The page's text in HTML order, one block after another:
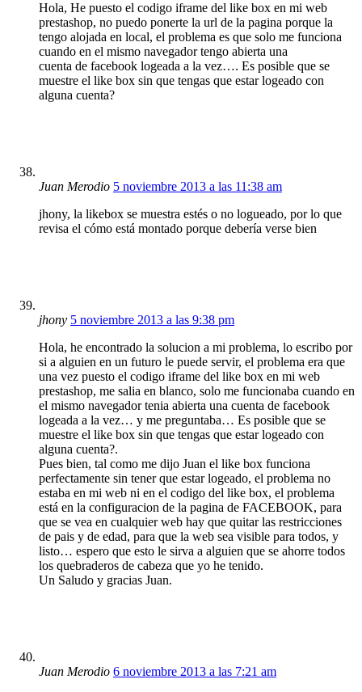
Hola, He puesto el codigo iframe del like box en mi web
prestashop, no puedo ponerte la url de la pagina porque la
tengo alojada en local, el problema es que solo me funciona
cuando en el mismo navegador tengo abierta una
cuenta de facebook logeada a la vez…. Es posible que se
muestre el like box sin que tengas que estar logeado con
alguna cuenta?
Juan Merodio 5 noviembre 2013 a las 11:38 am
jhony, la likebox se muestra estés o no logueado, por lo que
revisa el cómo está montado porque debería verse bien
jhony 5 noviembre 2013 a las 9:38 pm
Hola, he encontrado la solucion a mi problema, lo escribo por
si a alguien en un futuro le puede servir, el problema era que
una vez puesto el codigo iframe del like box en mi web
prestashop, me salia en blanco, solo me funcionaba cuando en
el mismo navegador tenia abierta una cuenta de facebook
logeada a la vez… y me preguntaba… Es posible que se
muestre el like box sin que tengas que estar logeado con
alguna cuenta?.
Pues bien, tal como me dijo Juan el like box funciona
perfectamente sin tener que estar logeado, el problema no
estaba en mi web ni en el codigo del like box, el problema
está en la configuracion de la pagina de FACEBOOK, para
que se vea en cualquier web hay que quitar las restricciones
de pais y de edad, para que la web sea visible para todos, y
listo… espero que esto le sirva a alguien que se ahorre todos
los quebraderos de cabeza que yo he tenido.
Un Saludo y gracias Juan.
Juan Merodio 6 noviembre 2013 a las 7:21 am